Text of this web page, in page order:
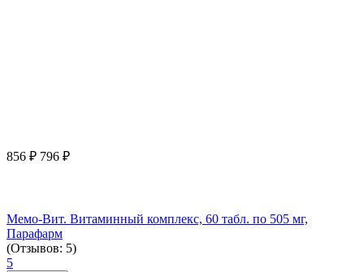
856 ₽ 796 ₽
Мемо-Вит. Витаминный комплекс, 60 табл. по 505 мг,
Парафарм
(Отзывов: 5)
5